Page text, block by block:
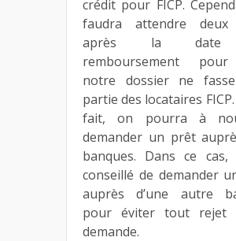
crédit pour FICP.
faudra attendre deux
après la
remboursement
notre dossier ne
partie des locataires
fait, on pourra à
demander un prêt
banques. Dans ce
conseillé de demander
auprès d’une autre
pour éviter tout rejet
demande.